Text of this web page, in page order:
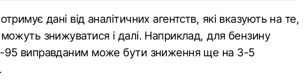
дані від аналітичних агентств, які вказують на те,
знижуватися і далі. Наприклад, для бензину
95 виправданим може бути зниження ще на 3-5